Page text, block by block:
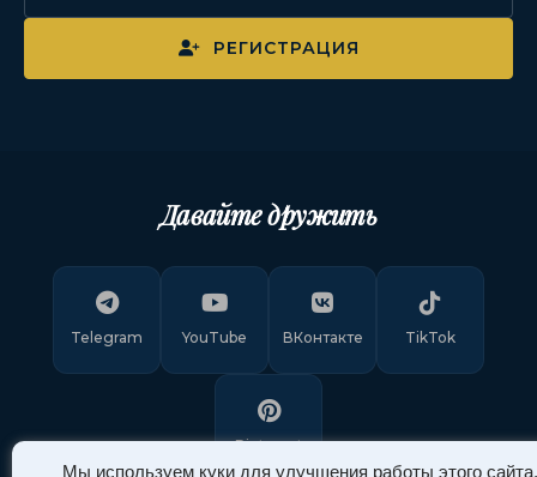
Мы используем куки для улучшения работы этого сайта.
РЕГИСТРАЦИЯ
Давайте дружить
Telegram YouTube ВКонтакте TikTok
Pinterest